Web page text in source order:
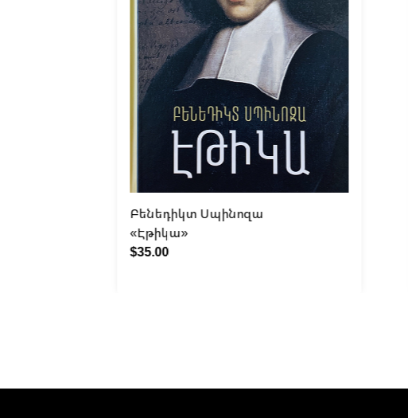
Բենեդիկտ Սպինոզա
«Էթիկա»
$35.00